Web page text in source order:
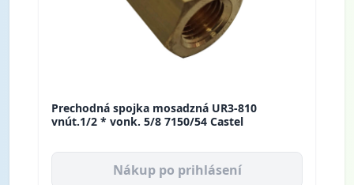
Prechodná spojka mosadzná UR3-810
vnút.1/2 * vonk. 5/8 7150/54 Castel
Nákup po prihlásení